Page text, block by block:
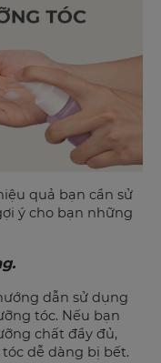
quả bạn cần sử
ý cho bạn những
dẫn sử dụng
tóc. Nếu bạn
chất đầy đủ,
dễ dàng bị bết.